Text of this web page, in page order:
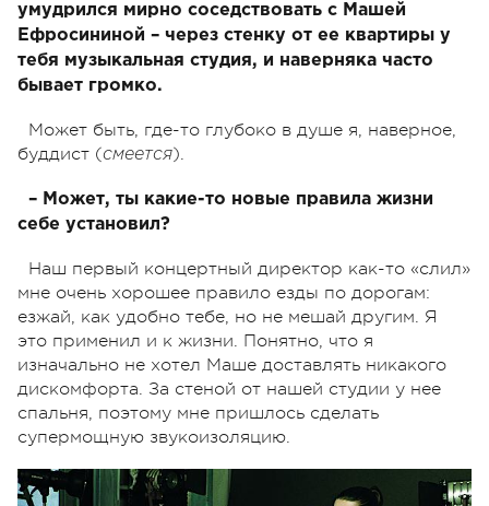
умудрился мирно соседствовать с Машей
Ефросининой – через стенку от ее квартиры у
тебя музыкальная студия, и наверняка часто
бывает громко.
Может быть, где-то глубоко в душе я, наверное,
буддист (смеется).
– Может, ты какие-то новые правила жизни
себе установил?
Наш первый концертный директор как-то «слил»
мне очень хорошее правило езды по дорогам:
езжай, как удобно тебе, но не мешай другим. Я
это применил и к жизни. Понятно, что я
изначально не хотел Маше доставлять никакого
дискомфорта. За стеной от нашей студии у нее
спальня, поэтому мне пришлось сделать
супермощную звукоизоляцию.